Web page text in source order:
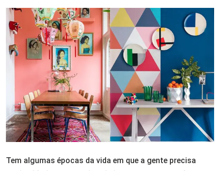
Email
Tem algumas épocas da vida em que a gente precisa